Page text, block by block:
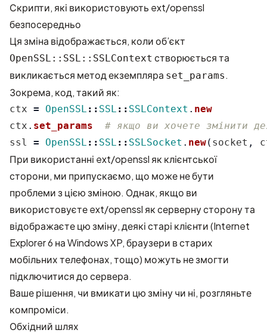
Скрипти, які використовують ext/openssl
безпосередньо
Ця зміна відображається, коли об’єкт
OpenSSL::SSL::SSLContext створюється та
викликається метод екземпляра set_params .
Зокрема, код, такий як:
ctx = OpenSSL :: SSL :: SSLContext . new
ctx . set_params
# якщо ви хочете змінити
ssl
= OpenSSL :: SSL :: SSLSocket . new( socket ,
При використанні ext/openssl як клієнтської
сторони, ми припускаємо, що може не бути
проблеми з цією зміною. Однак, якщо ви
використовуєте ext/openssl як серверну сторону та
відображаєте цю зміну, деякі старі клієнти (Internet
Explorer 6 на Windows XP, браузери в старих
мобільних телефонах, тощо) можуть не змогти
підключитися до сервера.
Ваше рішення, чи вмикати цю зміну чи ні, розгляньте
компроміси.
Обхідний шлях